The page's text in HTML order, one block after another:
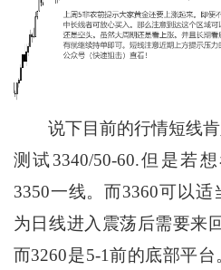
说下目前的行情短线肯
测试3340/50-60.但是若
3350一线。而3360可以
为日线进入震荡后需要来
而3260是5-1前的底部平